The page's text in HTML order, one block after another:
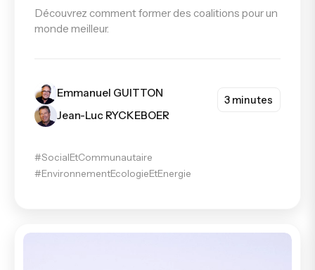
Découvrez comment former des coalitions pour un
monde meilleur.
Emmanuel GUITTON
Jean-Luc RYCKEBOER
3 minutes
#SocialEtCommunautaire
#EnvironnementEcologieEtEnergie